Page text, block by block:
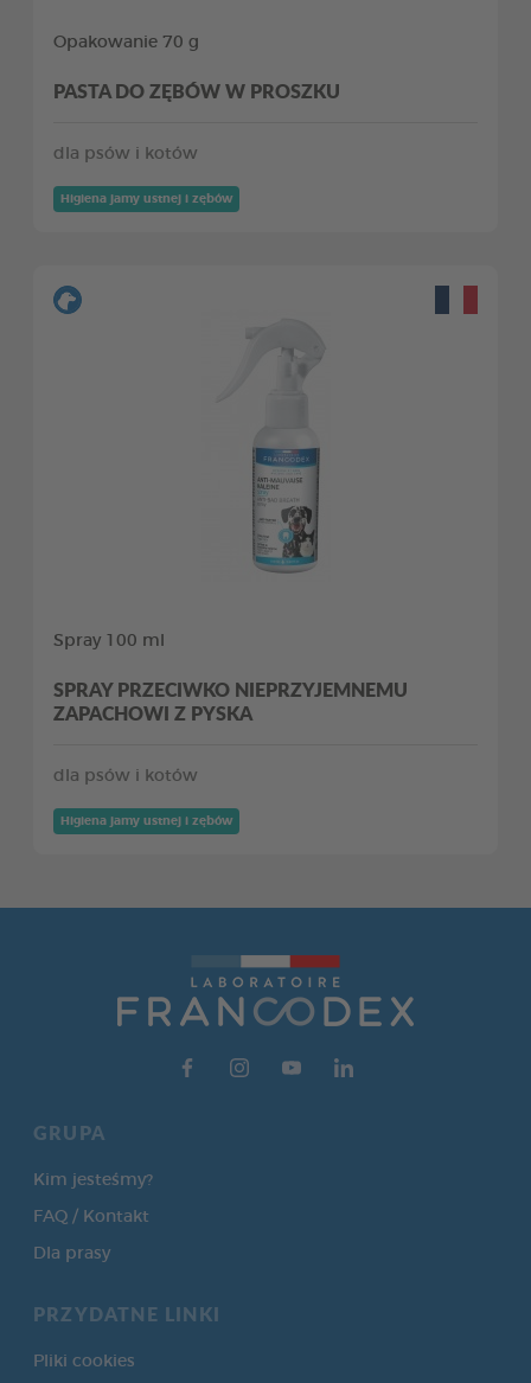
Opakowanie 70 g
PASTA DO ZĘBÓW W PROSZKU
dla psów i kotów
Higiena jamy ustnej i zębów
Spray 100 ml
SPRAY PRZECIWKO NIEPRZYJEMNEMU
ZAPACHOWI Z PYSKA
dla psów i kotów
Higiena jamy ustnej i zębów
GRUPA
Kim jesteśmy?
FAQ / Kontakt
Dla prasy
PRZYDATNE LINKI
Pliki cookies